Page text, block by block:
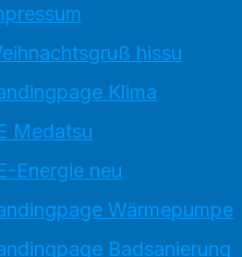
hissu
Klima
Medatsu
Energie neu
Wärmepumpe
Badsanierung